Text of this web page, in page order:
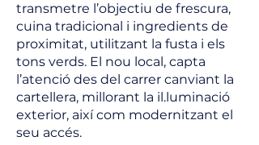
transmetre l’objectiu de frescura,
cuina tradicional i ingredients de
proximitat, utilitzant la fusta i els
tons verds. El nou local, capta
l’atenció des del carrer canviant la
cartellera, millorant la il.luminació
exterior, així com modernitzant el
seu accés.